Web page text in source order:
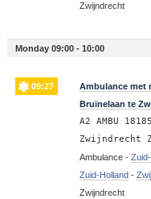
Zwijndrecht
Monday 09:00 - 10:00
09:27
Ambulance met
Bruïnelaan te
A2 AMBU
Zwijndrecht
Ambulance -
Zuid-Holland -
Zwijndrecht